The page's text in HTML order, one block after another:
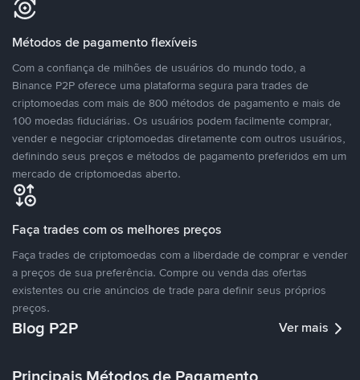
Métodos de pagamento flexíveis
Com a confiança de milhões de usuários do mundo todo, a
Binance P2P oferece uma plataforma segura para trades de
criptomoedas com mais de 800 métodos de pagamento e mais de
100 moedas fiduciárias. Os usuários podem facilmente comprar,
vender e negociar criptomoedas diretamente com outros usuários,
definindo seus preços e métodos de pagamento preferidos em um
mercado de criptomoedas aberto.
Faça trades com os melhores preços
Faça trades de criptomoedas com a liberdade de comprar e vender
a preços de sua preferência. Compre ou venda das ofertas
existentes ou crie anúncios de trade para definir seus próprios
preços.
Blog P2P Ver mais